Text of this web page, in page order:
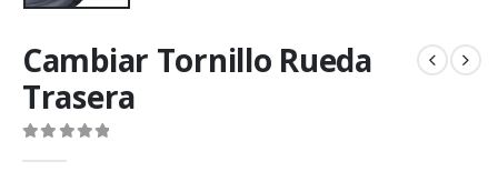
Cambiar Tornillo Rueda
Trasera